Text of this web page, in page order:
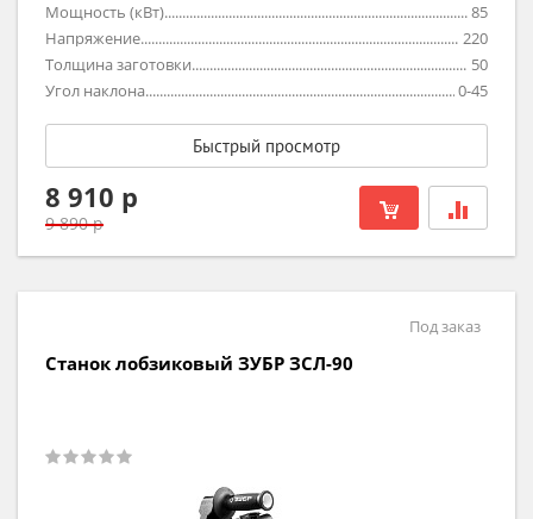
Мощность (кВт)
85
Напряжение
220
Толщина заготовки
50
Угол наклона
0-45
Быстрый просмотр
8 910 р
9 890 р
Под заказ
Станок лобзиковый ЗУБР ЗСЛ-90